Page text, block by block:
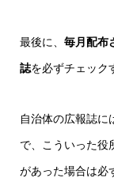
最後に、 毎月配布
誌を必ずチェック
自治体の広報誌に
で、こういった役
があった場合は必